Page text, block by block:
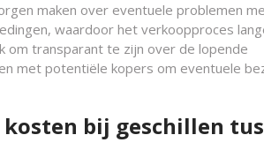
maken over eventuele problemen
waardoor het verkoopproces
om transparant te zijn over de lopende
met potentiële kopers om eventuele
bij geschillen